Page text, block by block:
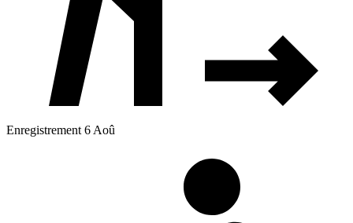
Enregistrement 6 Aoû